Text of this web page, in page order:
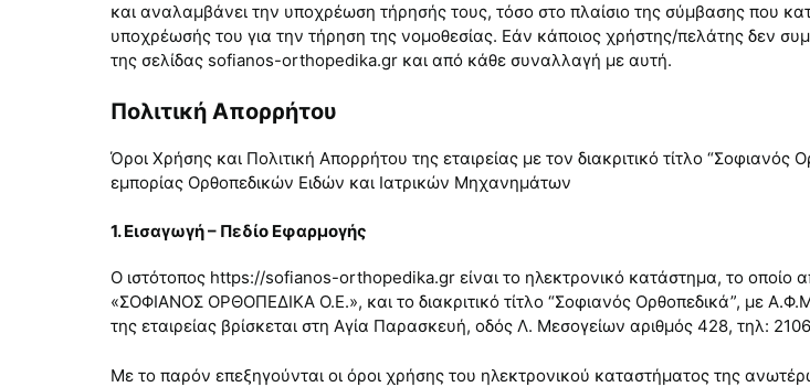
και αναλαμβάνει την υποχρέωση τήρησής τους, τόσο στο πλαίσιο της σύμβασης που
υποχρέωσής του για την τήρηση της νομοθεσίας. Εάν κάποιος χρήστης/πελάτης δεν
της σελίδας sofianos-orthopedika.gr και από κάθε συναλλαγή με αυτή.
Πολιτική Απορρήτου
Όροι Χρήσης και Πολιτική Απορρήτου της εταιρείας με τον διακριτικό τίτλο
εμπορίας Ορθοπεδικών Ειδών και Ιατρικών Μηχανημάτων
1. Εισαγωγή – Πεδίο Εφαρμογής
Ο ιστότοπος https://sofianos-orthopedika.gr είναι το ηλεκτρονικό κατάστημα, το οποίο
«ΣΟΦΙΑΝΟΣ ΟΡΘΟΠΕΔΙΚΑ Ο.Ε.», και το διακριτικό τίτλο “Σοφιανός Ορθοπεδικά”, με
της εταιρείας βρίσκεται στη Αγία Παρασκευή, οδός Λ. Μεσογείων αριθμός 428, τηλ:
Με το παρόν επεξηγούνται οι όροι χρήσης του ηλεκτρονικού καταστήματος της